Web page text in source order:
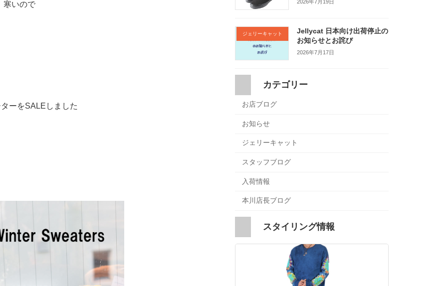
寒いので
ーをSALEしました
2026年7月19日
ジェリーキャット
Jellycat 日本向け出荷停止の
お知らせとお詫び
2026年7月17日
カテゴリー
お店ブログ
お知らせ
ジェリーキャット
スタッフブログ
入荷情報
本川店長ブログ
スタイリング情報